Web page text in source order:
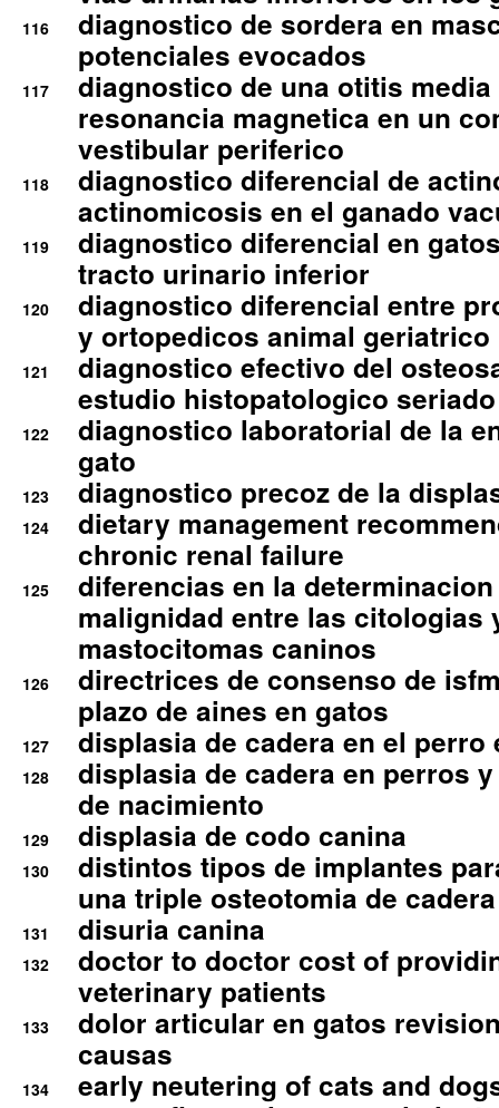
116
diagnostico de sordera en
potenciales evocados
117
diagnostico de una otitis
resonancia magnetica en un
vestibular periferico
118
diagnostico diferencial de
actinomicosis en el ganado
119
diagnostico diferencial en
tracto urinario inferior
120
diagnostico diferencial entre
y ortopedicos animal geriatrico
121
diagnostico efectivo del
estudio histopatologico seriado
122
diagnostico laboratorial de la
gato
123 diagnostico precoz de la
124
dietary management
chronic renal failure
125
diferencias en la
malignidad entre las citologias
mastocitomas caninos
126
directrices de consenso de
plazo de aines en gatos
127 displasia de cadera en el perro
128
displasia de cadera en perros
de nacimiento
129 displasia de codo canina
130
distintos tipos de implantes
una triple osteotomia de cadera
131 disuria canina
132
doctor to doctor cost of
veterinary patients
133
dolor articular en gatos
causas
134 early neutering of cats and